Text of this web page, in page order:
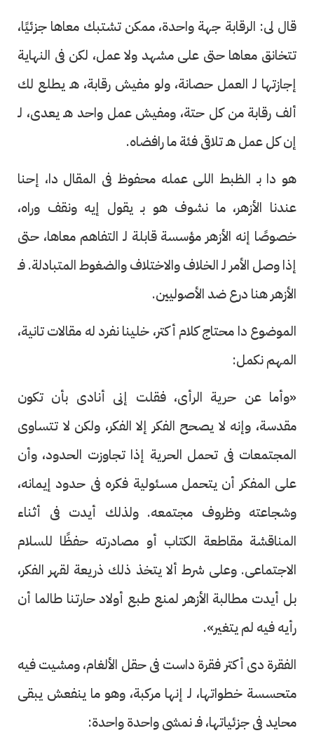
قال لى: الرقابة جهة واحدة، ممكن تشتبك معاها جزئيًا،
تتخانق معاها حتى على مشهد ولا عمل، لكن فى النهاية
إجازتها لـ العمل حصانة، ولو مفيش رقابة، هـ يطلع لك
ألف رقابة من كل حتة، ومفيش عمل واحد هـ يعدى، لـ
إن كل عمل هـ تلاقى فئة ما رافضاه.
هو دا بـ الظبط اللى عمله محفوظ فى المقال دا، إحنا
عندنا الأزهر، ما نشوف هو بـ يقول إيه ونقف وراه،
خصوصًا إنه الأزهر مؤسسة قابلة لـ التفاهم معاها، حتى
إذا وصل الأمر لـ الخلاف والاختلاف والضغوط المتبادلة. فـ
الأزهر هنا درع ضد الأصوليين.
الموضوع دا محتاج كلام أكتر، خلينا نفرد له مقالات تانية،
المهم نكمل:
«وأما عن حرية الرأى، فقلت إنى أنادى بأن تكون
مقدسة، وإنه لا يصحح الفكر إلا الفكر، ولكن لا تتساوى
المجتمعات فى تحمل الحرية إذا تجاوزت الحدود، وأن
على المفكر أن يتحمل مسئولية فكره فى حدود إيمانه،
وشجاعته وظروف مجتمعه. ولذلك أيدت فى أثناء
المناقشة مقاطعة الكتاب أو مصادرته حفظًا للسلام
الاجتماعى. وعلى شرط ألا يتخذ ذلك ذريعة لقهر الفكر،
بل أيدت مطالبة الأزهر لمنع طبع أولاد حارتنا طالما أن
رأيه فيه لم يتغير».
الفقرة دى أكتر فقرة داست فى حقل الألغام، ومشيت فيه
متحسسة خطواتها، لـ إنها مركبة، وهو ما ينفعش يبقى
محايد فى جزئياتها، فـ نمشى واحدة واحدة: